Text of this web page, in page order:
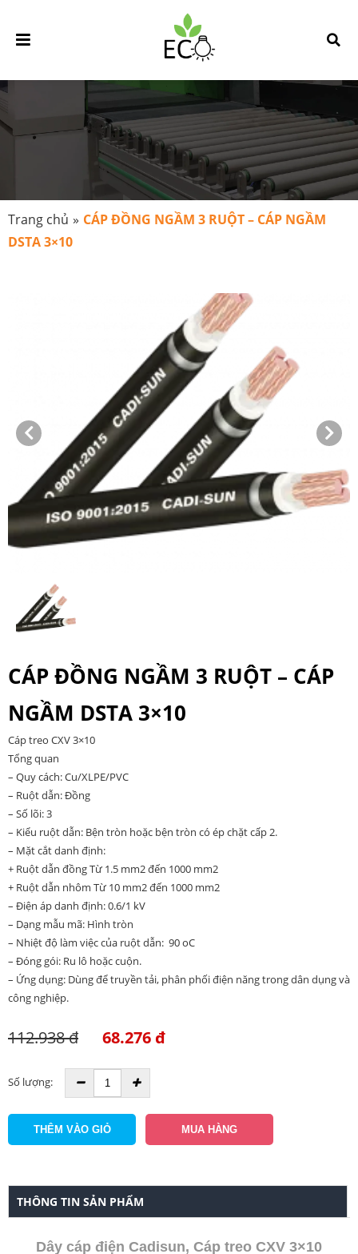
Trang chủ » CÁP ĐỒNG NGẦM 3 RUỘT – CÁP NGẦM
DSTA 3×10
CÁP ĐỒNG NGẦM 3 RUỘT – CÁP
NGẦM DSTA 3×10
Cáp treo CXV 3×10
Tổng quan
– Quy cách: Cu/XLPE/PVC
– Ruột dẫn: Đồng
– Số lõi: 3
– Kiểu ruột dẫn: Bện tròn hoặc bện tròn có ép chặt cấp 2.
– Mặt cắt danh định:
+ Ruột dẫn đồng Từ 1.5 mm2 đến 1000 mm2
+ Ruột dẫn nhôm Từ 10 mm2 đến 1000 mm2
– Điện áp danh định: 0.6/1 kV
– Dạng mẫu mã: Hình tròn
– Nhiệt độ làm việc của ruột dẫn: 90 oC
– Đóng gói: Ru lô hoặc cuộn.
– Ứng dụng: Dùng để truyền tải, phân phối điện năng trong dân dụng và
công nghiệp.
112.938 đ 68.276 đ
Số lượng:
THÔNG TIN SẢN PHẨM
Dây cáp điện Cadisun, Cáp treo CXV 3×10